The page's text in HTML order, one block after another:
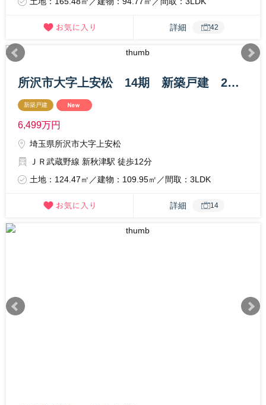
詳細 42
所沢市大字上安松 14期 新築戸建 2号棟
新築戸建
6,499万円
埼玉県所沢市大字上安松
ＪＲ武蔵野線 新秋津駅 徒歩12分
土地：124.47㎡／建物：109.95㎡／間取：3LDK
詳細 14